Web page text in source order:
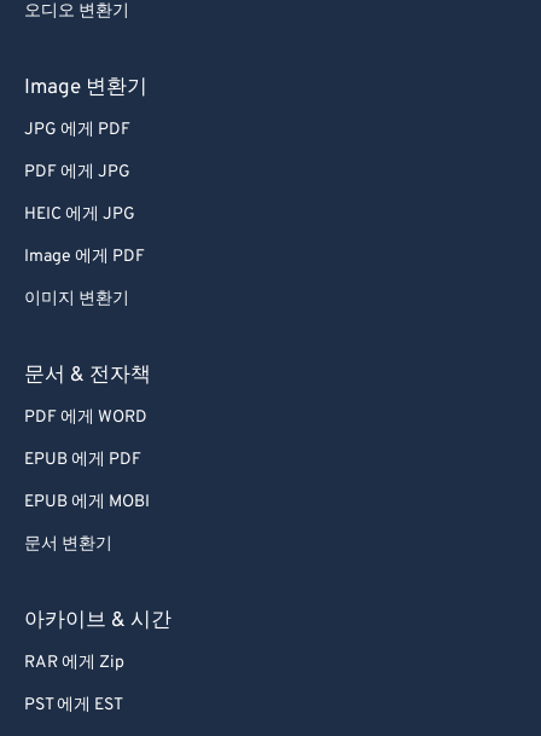
오디오 변환기
Image 변환기
JPG 에게 PDF
PDF 에게 JPG
HEIC 에게 JPG
Image 에게 PDF
이미지 변환기
문서 & 전자책
PDF 에게 WORD
EPUB 에게 PDF
EPUB 에게 MOBI
문서 변환기
아카이브 & 시간
RAR 에게 Zip
PST 에게 EST